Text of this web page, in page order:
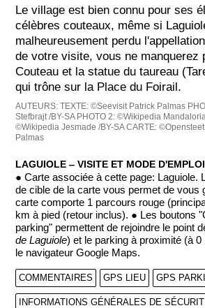
Le village est bien connu pour ses
célèbres couteaux, même si
malheureusement perdu
de votre visite, vous ne manquerez
Couteau et la statue du taureau
qui trône sur la Place du Foirail.
AUTEURS:TEXTE: ©Seevisit Patrick Palmas
Stefbrajt /BY-SA PHOTO 2: ©Wikipedia
©Wikipedia Jesmade /BY-SA CARTE:
Palmas
LAGUIOLE ‒ VISITE ET MODE D'EMPLOI
● Carte associée à cette page: Laguiole.
de cible de la carte vous permet de vous
carte comporte 1 parcours rouge
km à pied (retour inclus). ● Les boutons
parking" permettent de rejoindre le point
de Laguiole) et le parking à proximité (à
le navigateur Google Maps.
COMMENTAIRES GPS LIEU GPS
INFORMATIONS GÉNÉRALES DE